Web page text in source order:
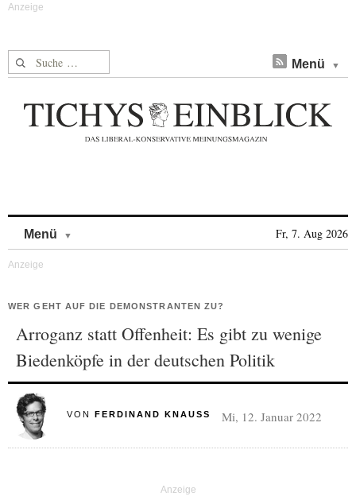
Suche nach: Menü
Menü Fr, 7. Aug 2026
WER GEHT AUF DIE DEMONSTRANTEN ZU?
Arroganz statt Offenheit: Es gibt zu wenige
Biedenköpfe in der deutschen Politik
VON FERDINAND KNAUSS Mi, 12. Januar 2022